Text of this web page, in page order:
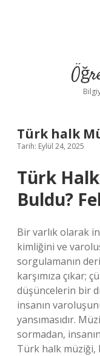
Türk halk
Tarih: Eylül 24, 2025
Türk
Buldu?
Bir varlık olarak
kimliğini ve
sorgulamanın
karşımıza çıkar;
düşüncelerin bir
insanın
yansımasıdır.
sormadan,
Türk halk müziği,